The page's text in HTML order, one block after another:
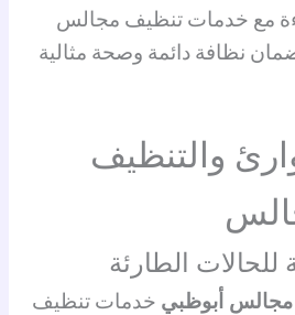
مع خدمات تنظيف مجالس
نظافة دائمة وصحة مثالية
والتنظيف
للحالات الطارئة
أبوظبي خدمات تنظيف